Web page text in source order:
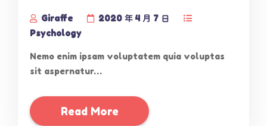
Giraffe
2020 年 4 月 7 日
Psychology
Nemo enim ipsam voluptatem quia voluptas
sit aspernatur…
Read More